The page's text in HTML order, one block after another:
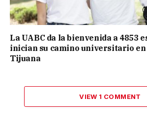
La UABC da la bienvenida a 4853
inician su camino universitario en
Tijuana
VIEW 1 COMMENT